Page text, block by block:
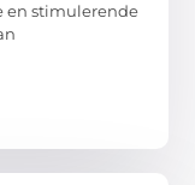
en stimulerende